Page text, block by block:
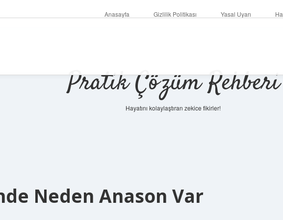
Anasayfa Gizlilik Politikası Yasal Uyarı
Pratik Çözüm Rehberi
Hayatını kolaylaştıran zekice fikirler!
Neden Anason Var